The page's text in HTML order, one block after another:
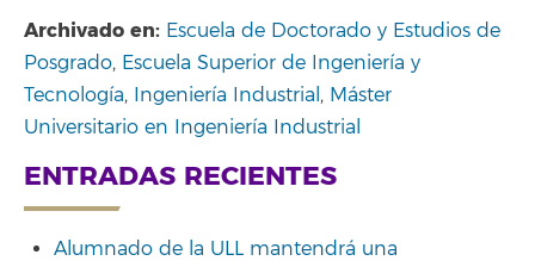
Archivado en: Escuela de Doctorado y Estudios de
Posgrado, Escuela Superior de Ingeniería y
Tecnología, Ingeniería Industrial , Máster
Universitario en Ingeniería Industrial
ENTRADAS RECIENTES
Alumnado de la ULL mantendrá una